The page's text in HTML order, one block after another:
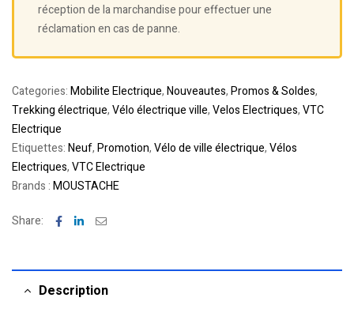
réception de la marchandise pour effectuer une
réclamation en cas de panne.
Categories:Mobilite Electrique,Nouveautes,Promos & Soldes,
Trekking électrique,Vélo électrique ville,Velos Electriques,VTC
Electrique
Etiquettes:Neuf,Promotion,Vélo de ville électrique,Vélos
Electriques,VTC Electrique
Brands :MOUSTACHE
Share: Facebook
LinkedinEmail
Description